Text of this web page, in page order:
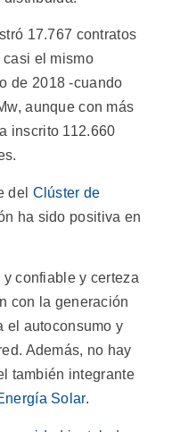
17.767 contratos
casi el mismo
de 2018 -cuando
aunque con más
inscrito 112.660
del Clúster de
ha sido positiva en
y confiable y certeza
con la generación
el autoconsumo y
Además, no hay
también integrante
Solar.